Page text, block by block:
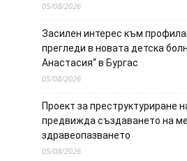
05/08/2026
Засилен интерес към
прегледи в новата детска
Анастасия“ в Бургас
05/08/2026
Проект за преструктуриране
предвижда създаването на
здравеопазването
05/08/2026